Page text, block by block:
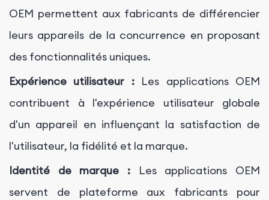
OEM permettent aux fabricants de différencier
leurs appareils de la concurrence en proposant
des fonctionnalités uniques.
Expérience utilisateur : Les applications OEM
contribuent à l'expérience utilisateur globale
d'un appareil en influençant la satisfaction de
l'utilisateur, la fidélité et la marque.
Identité de marque :
Les applications OEM
servent de plateforme aux fabricants pour